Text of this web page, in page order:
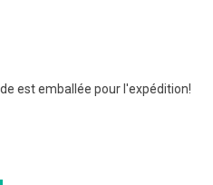
est emballée pour l'expédition!